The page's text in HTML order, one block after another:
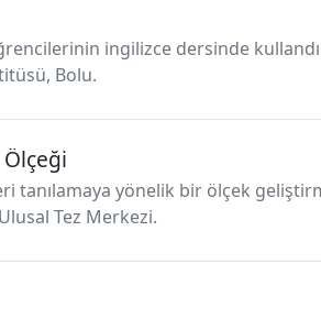
ingilizce dersinde
Bolu.
Ölçeği
yönelik bir ölçek
Tez Merkezi.